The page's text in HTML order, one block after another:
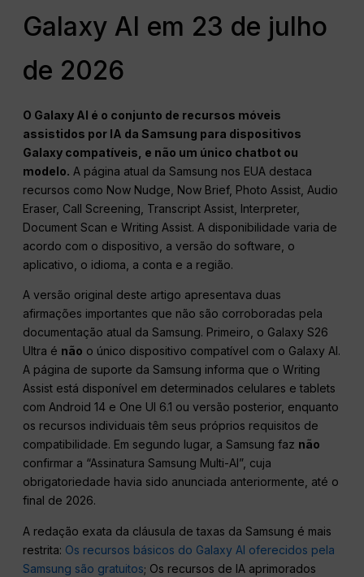
Galaxy AI em 23 de julho
de 2026
O Galaxy AI é o conjunto de recursos móveis
assistidos por IA da Samsung para dispositivos
Galaxy compatíveis, e não um único chatbot ou
modelo. A página atual da Samsung nos EUA destaca
recursos como Now Nudge, Now Brief, Photo Assist, Audio
Eraser, Call Screening, Transcript Assist, Interpreter,
Document Scan e Writing Assist. A disponibilidade varia de
acordo com o dispositivo, a versão do software, o
aplicativo, o idioma, a conta e a região.
A versão original deste artigo apresentava duas
afirmações importantes que não são corroboradas pela
documentação atual da Samsung. Primeiro, o Galaxy S26
Ultra é não o único dispositivo compatível com o Galaxy AI.
A página de suporte da Samsung informa que o Writing
Assist está disponível em determinados celulares e tablets
com Android 14 e One UI 6.1 ou versão posterior, enquanto
os recursos individuais têm seus próprios requisitos de
compatibilidade. Em segundo lugar, a Samsung faz não
confirmar a “Assinatura Samsung Multi-AI”, cuja
obrigatoriedade havia sido anunciada anteriormente, até o
final de 2026.
A redação exata da cláusula de taxas da Samsung é mais
restrita: Os recursos básicos do Galaxy AI oferecidos pela
Samsung são gratuitos; Os recursos de IA aprimorados